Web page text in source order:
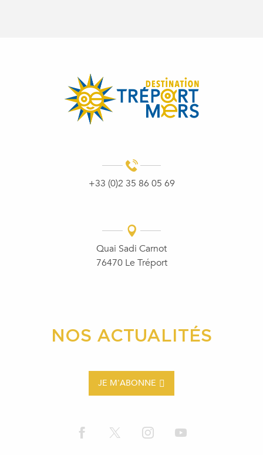
+33 (0)2 35 86 05 69
Quai Sadi Carnot
76470 Le Tréport
NOS ACTUALITÉS
JE M'ABONNE